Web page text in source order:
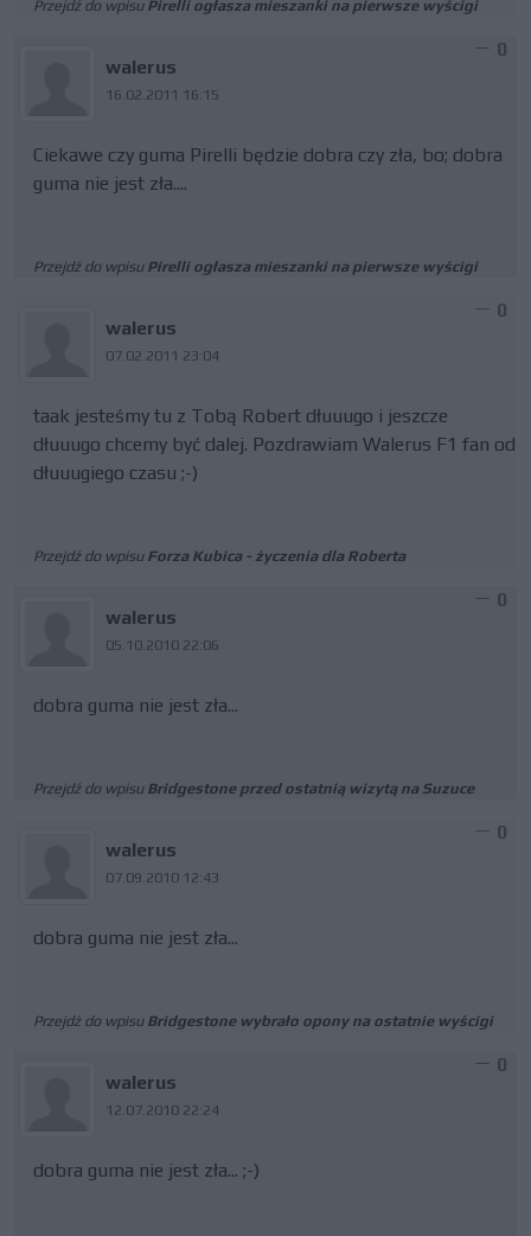
Przejdź do wpisu Pirelli ogłasza mieszanki na pierwsze wyścigi
walerus
16.02.2011 16:15
0
Ciekawe czy guma Pirelli będzie dobra czy zła, bo; dobra
guma nie jest zła....
Przejdź do wpisu Pirelli ogłasza mieszanki na pierwsze wyścigi
walerus
07.02.2011 23:04
0
taak jesteśmy tu z Tobą Robert dłuuugo i jeszcze
dłuuugo chcemy być dalej. Pozdrawiam Walerus F1 fan od
dłuuugiego czasu ;-)
Przejdź do wpisu Forza Kubica - życzenia dla Roberta
walerus
05.10.2010 22:06
0
dobra guma nie jest zła...
Przejdź do wpisu Bridgestone przed ostatnią wizytą na Suzuce
walerus
07.09.2010 12:43
0
dobra guma nie jest zła...
Przejdź do wpisu Bridgestone wybrało opony na ostatnie wyścigi
walerus
12.07.2010 22:24
0
dobra guma nie jest zła... ;-)